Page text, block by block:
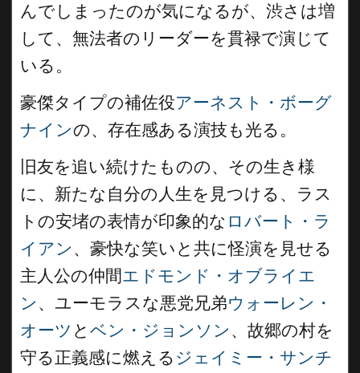
んでしまったのが気になるが、渋さは増
して、無法者のリーダーを貫禄で演じて
いる。
豪傑タイプの補佐役アーネスト・ボーグ
ナインの、存在感ある演技も光る。
旧友を追い続けたものの、その生き様
に、新たな自分の人生を見つける、ラス
トの安堵の表情が印象的な ロバート・ラ
イアン 、豪快な笑いと共に怪演を見せる
主人公の仲間エドモンド・オブライエ
ン 、ユーモラスな悪党兄弟ウォーレン・
オーツ と ベン・ジョンソン 、故郷の村を
守る正義感に燃える ジェイミー・サンチ